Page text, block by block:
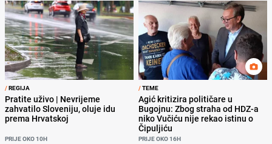
/REGIJA
Pratite uživo | Nevrijeme
zahvatilo Sloveniju, oluje idu
prema Hrvatskoj
PRIJE OKO 10H
/TEME
Agić kritizira političare u
Bugojnu: Zbog straha od HDZ-a
niko Vučiću nije rekao istinu o
Čipuljiću
PRIJE OKO 16H